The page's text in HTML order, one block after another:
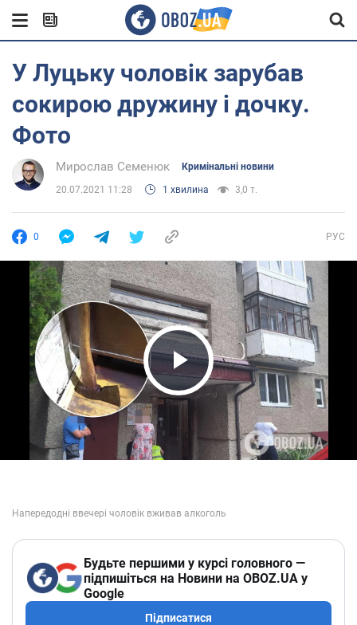
У Луцьку чоловік зарубав
сокирою дружину і дочку.
Фото
Мирослав Семенюк Кримінальні новини
20.07.2021 11:28 1 хвилина 3,0 т.
0 РУС
Play Video
Будьте першими у курсі головного —
підпишіться на Новини на OBOZ.UA у
Google
Підписатися